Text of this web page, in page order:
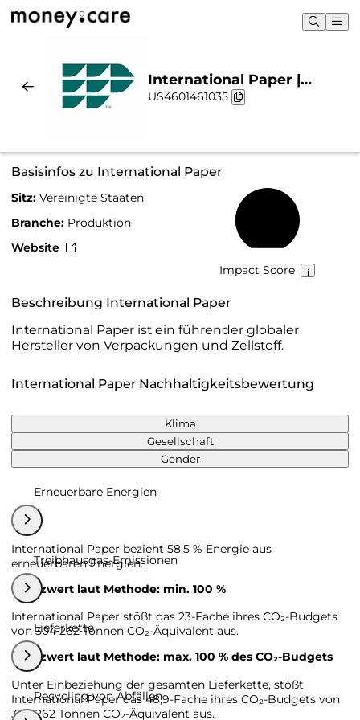
International Paper |
Nachhaltigkeit & Chart
US4601461035
Basisinfos zu International Paper
Sitz: Vereinigte Staaten
Branche: Produktion
Website
Impact Score
Beschreibung International Paper
International Paper ist ein führender globaler
Hersteller von Verpackungen und Zellstoff.
International Paper Nachhaltigkeitsbewertung
Klima
Gesellschaft
Gender
Erneuerbare Energien
International Paper bezieht 58,5 % Energie aus
erneuerbaren Energien.
Grenzwert laut Methode: min. 100 %
Treibhausgas-Emissionen
International Paper stößt das 23-Fache ihres CO₂-Budgets
von 304 262 Tonnen CO₂-Äquivalent aus.
Grenzwert laut Methode: max. 100 % des CO₂-Budgets
Lieferkette
Unter Einbeziehung der gesamten Lieferkette, stößt
International Paper das 48,9-Fache ihres CO₂-Budgets von
304 262 Tonnen CO₂-Äquivalent aus.
Recycling von Abfällen